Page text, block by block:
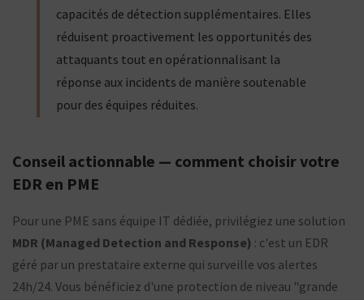
capacités de détection supplémentaires. Elles
réduisent proactivement les opportunités des
attaquants tout en opérationnalisant la
réponse aux incidents de manière soutenable
pour des équipes réduites.
Conseil actionnable — comment choisir votre
EDR en PME
Pour une PME sans équipe IT dédiée, privilégiez une solution
MDR (Managed Detection and Response) : c'est un EDR
géré par un prestataire externe qui surveille vos alertes
24h/24. Vous bénéficiez d'une protection de niveau "grande